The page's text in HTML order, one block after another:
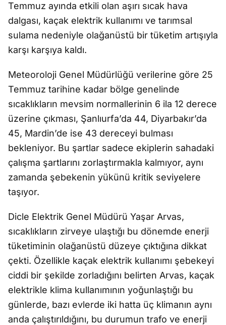
Temmuz ayında etkili olan aşırı sıcak hava
dalgası, kaçak elektrik kullanımı ve tarımsal
sulama nedeniyle olağanüstü bir tüketim artışıyla
karşı karşıya kaldı.
Meteoroloji Genel Müdürlüğü verilerine göre 25
Temmuz tarihine kadar bölge genelinde
sıcaklıkların mevsim normallerinin 6 ila 12 derece
üzerine çıkması, Şanlıurfa’da 44, Diyarbakır’da
45, Mardin’de ise 43 dereceyi bulması
bekleniyor. Bu şartlar sadece ekiplerin sahadaki
çalışma şartlarını zorlaştırmakla kalmıyor, aynı
zamanda şebekenin yükünü kritik seviyelere
taşıyor.
Dicle Elektrik Genel Müdürü Yaşar Arvas,
sıcaklıkların zirveye ulaştığı bu dönemde enerji
tüketiminin olağanüstü düzeye çıktığına dikkat
çekti. Özellikle kaçak elektrik kullanımı şebekeyi
ciddi bir şekilde zorladığını belirten Arvas, kaçak
elektrikle klima kullanımının yoğunlaştığı bu
günlerde, bazı evlerde iki hatta üç klimanın aynı
anda çalıştırıldığını, bu durumun trafo ve enerji